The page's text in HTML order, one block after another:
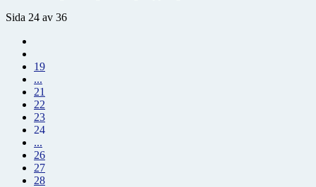
Sida 24 av 36
19
...
21
22
23
24
...
26
27
28